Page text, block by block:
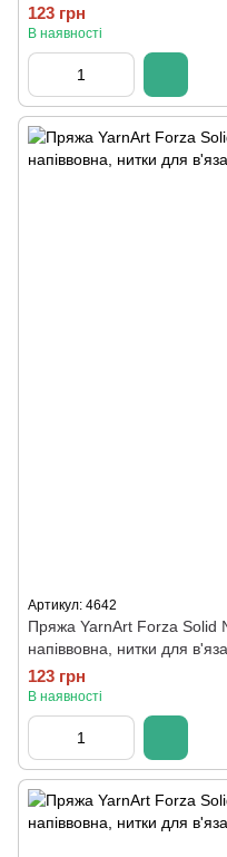
123 грн
В наявності
Артикул: 4642
Пряжа YarnArt Forza Solid
напіввовна, нитки для
123 грн
В наявності